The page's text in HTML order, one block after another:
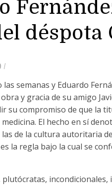
déspota
/
las semanas y Eduardo
y gracia de su amigo
su compromiso de que la
El hecho en sí
de la cultura autoritaria
la regla bajo la cual se
plutócratas,